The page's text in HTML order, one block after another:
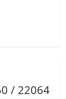
/ 22064